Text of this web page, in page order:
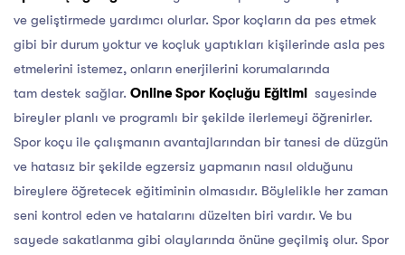
ve geliştirmede yardımcı olurlar. Spor koçların da pes etmek
gibi bir durum yoktur ve koçluk yaptıkları kişilerinde asla pes
etmelerini istemez, onların enerjilerini korumalarında
tam destek sağlar. Online Spor Koçluğu Eğitimi sayesinde
bireyler planlı ve programlı bir şekilde ilerlemeyi öğrenirler.
Spor koçu ile çalışmanın avantajlarından bir tanesi de düzgün
ve hatasız bir şekilde egzersiz yapmanın nasıl olduğunu
bireylere öğretecek eğitiminin olmasıdır. Böylelikle her zaman
seni kontrol eden ve hatalarını düzelten biri vardır. Ve bu
sayede sakatlanma gibi olaylarında önüne geçilmiş olur. Spor